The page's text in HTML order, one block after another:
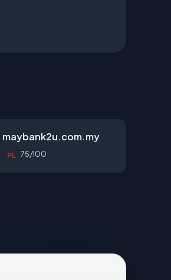
maybank2u.com.my
PL 75/100